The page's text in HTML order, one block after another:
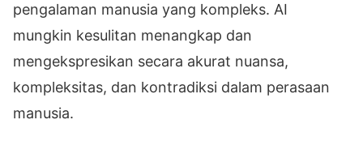
pengalaman manusia yang kompleks. AI
mungkin kesulitan menangkap dan
mengekspresikan secara akurat nuansa,
kompleksitas, dan kontradiksi dalam perasaan
manusia.